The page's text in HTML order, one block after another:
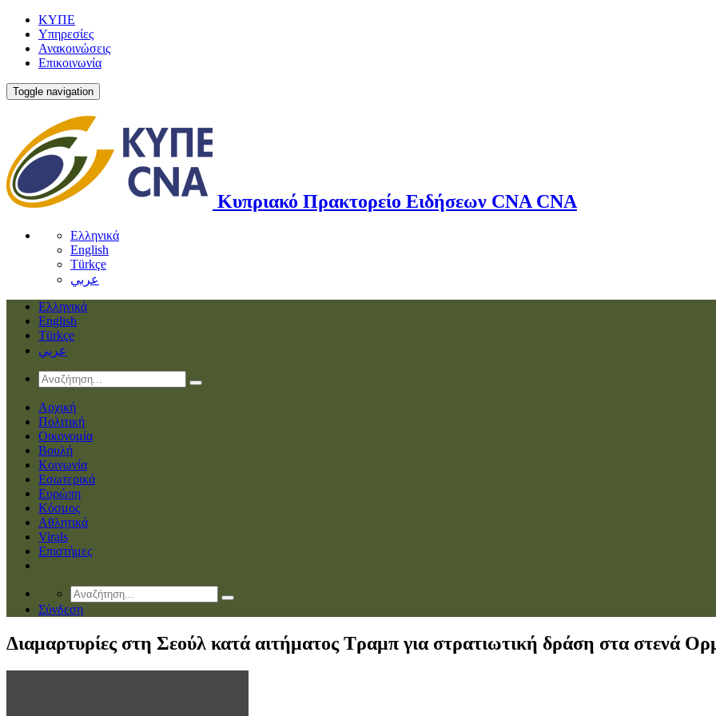
ΚΥΠΕ
Υπηρεσίες
Ανακοινώσεις
Επικοινωνία
Toggle navigation
Κυπριακό Πρακτορείο Ειδήσεων CNA CNA
Ελληνικά
English
Türkçe
عربي
Ελληνικά
English
Türkçe
عربي
Αρχική
Πολιτική
Οικονομία
Βουλή
Κοινωνία
Εσωτερικά
Ευρώπη
Κόσμος
Αθλητικά
Virals
Επιστήμες
Σύνδεση
Διαμαρτυρίες στη Σεούλ κατά αιτήματος Τραμπ για στρατιωτική δράση στα στενά